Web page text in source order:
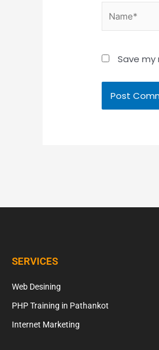
Save
SERVICES
Web Desining
PHP Training in Pathankot
Internet Marketing